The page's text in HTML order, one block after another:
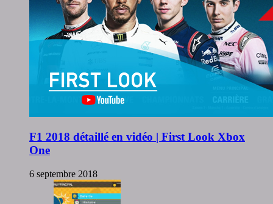
F1 2018 détaillé en vidéo | First Look Xbox
One
6 septembre 2018